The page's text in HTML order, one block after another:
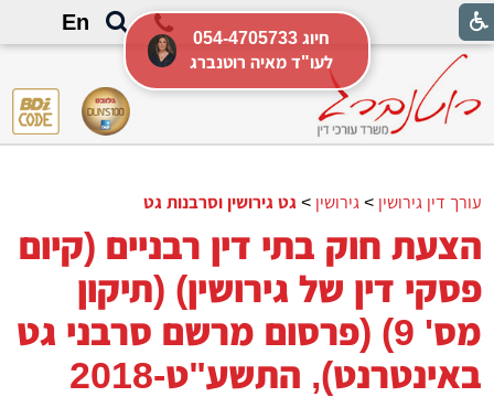
En
עורך דין גירושין > גירושין > גט גירושין וסרבנות גט
הצעת חוק בתי דין רבניים (קיום
פסקי דין של גירושין) (תיקון
מס' 9) (פרסום מרשם סרבני גט
באינטרנט), התשע"ט-2018
054-4705733 חיוג
לעו"ד מאיה רוטנברג